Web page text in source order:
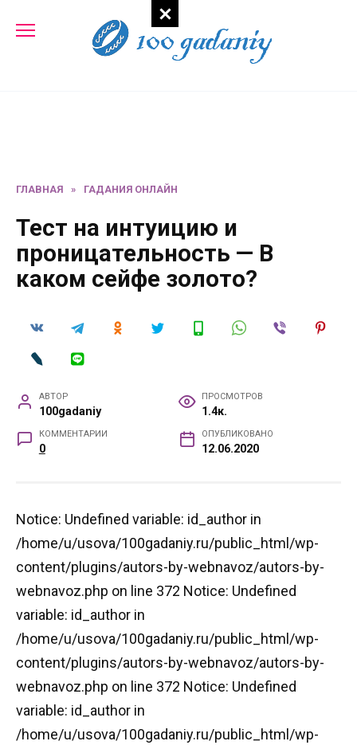
ГЛАВНАЯ » ГАДАНИЯ ОНЛАЙН
Тест на интуицию и
проницательность — В
каком сейфе золото?
АВТОР
100gadaniy
ПРОСМОТРОВ
1.4к.
КОММЕНТАРИИ
0
ОПУБЛИКОВАНО
12.06.2020
Notice: Undefined variable: id_author in
/home/u/usova/100gadaniy.ru/public_html/wp-
content/plugins/autors-by-webnavoz/autors-by-
webnavoz.php on line 372 Notice: Undefined
variable: id_author in
/home/u/usova/100gadaniy.ru/public_html/wp-
content/plugins/autors-by-webnavoz/autors-by-
webnavoz.php on line 372 Notice: Undefined
variable: id_author in
/home/u/usova/100gadaniy.ru/public_html/wp-